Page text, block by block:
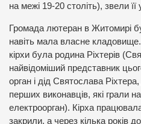
на межі 19-20 століть), звели її
Громада лютеран в Житомирі
навіть мала власне
кірхи була родина Ріхтерів
найвідоміший представник
орган і дід Святослава
перших виконавців, які грали
електроорган). Кірха
закрили, а через кілька років